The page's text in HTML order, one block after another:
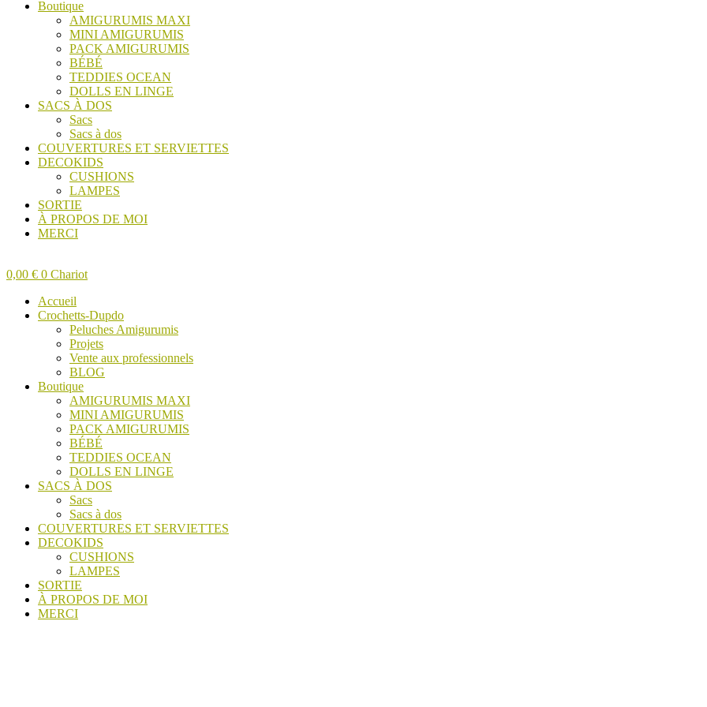
Boutique
AMIGURUMIS MAXI
MINI AMIGURUMIS
PACK AMIGURUMIS
BÉBÉ
TEDDIES OCEAN
DOLLS EN LINGE
SACS À DOS
Sacs
Sacs à dos
COUVERTURES ET SERVIETTES
DECOKIDS
CUSHIONS
LAMPES
SORTIE
À PROPOS DE MOI
MERCI
0,00 € 0 Chariot
Accueil
Crochetts-Dupdo
Peluches Amigurumis
Projets
Vente aux professionnels
BLOG
Boutique
AMIGURUMIS MAXI
MINI AMIGURUMIS
PACK AMIGURUMIS
BÉBÉ
TEDDIES OCEAN
DOLLS EN LINGE
SACS À DOS
Sacs
Sacs à dos
COUVERTURES ET SERVIETTES
DECOKIDS
CUSHIONS
LAMPES
SORTIE
À PROPOS DE MOI
MERCI